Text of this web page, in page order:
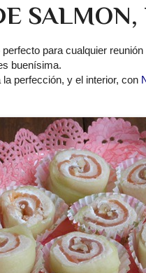
SALMON,
para cualquier
buenísima.
perfección, y el interior, con